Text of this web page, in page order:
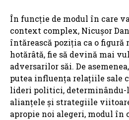
În funcție de modul în care
context complex, Nicușor
întărească poziția ca o figură
hotărâtă, fie să devină mai
adversarilor săi. De
putea influența relațiile sale
lideri politici, determinându-l
alianțele și strategiile
apropie noi alegeri, modul în